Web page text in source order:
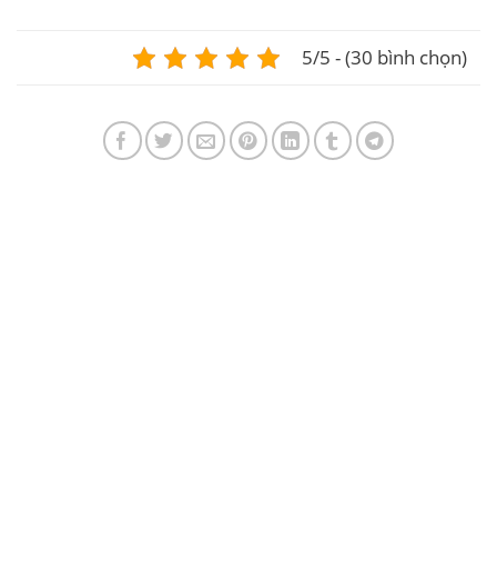
5/5 - (30 bình chọn)